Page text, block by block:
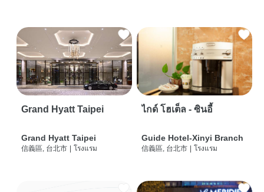
Grand Hyatt Taipei
Grand Hyatt Taipei
信義區, 台北市 โรงแรม
ไกด์ โฮเต็ล - ซินอี้
Guide Hotel-Xinyi Branch
信義區, 台北市 โรงแรม